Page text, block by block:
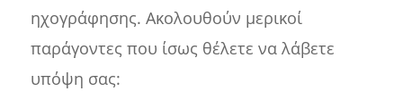
ηχογράφησης. Ακολουθούν μερικοί
παράγοντες που ίσως θέλετε να λάβετε
υπόψη σας: